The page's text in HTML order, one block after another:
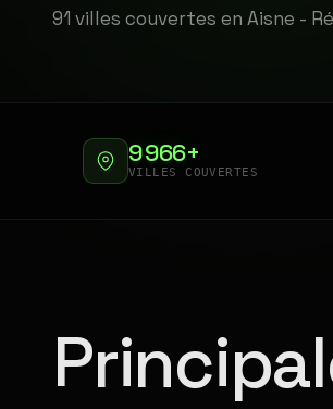
91 villes couvertes en Aisne -
9 966+
VILLES COUVERTES